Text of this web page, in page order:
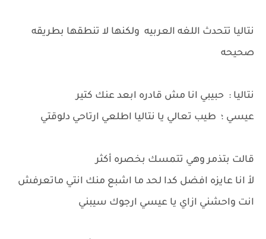
نتاليا تتحدث اللغه العربيه ولكنها لا تنطقها بطريقه
صحيحه
نتاليا : حبيبي انا مش قادره ابعد عنك كتير
عيسي ؛ طيب تعالي يا نتاليا اطلعي ارتاحي دلوقتي
قالت بتذمر وهي تتمسك بخصره أكثر
لأ انا عايزه افضل كدا لحد ما اشبع منك انتي ماتعرفش
انت واحشني ازاي يا عيسي ارجوك سيبني